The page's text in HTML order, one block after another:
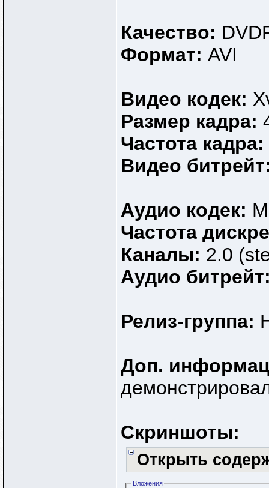
Качество:
Формат: AVI
Видео кодек:
Размер кадра:
Частота кадра:
Видео
Аудио кодек:
Частота
Каналы: 2.0
Аудио
Релиз-группа:
Доп.
Скриншоты:
Открыть
Вложения